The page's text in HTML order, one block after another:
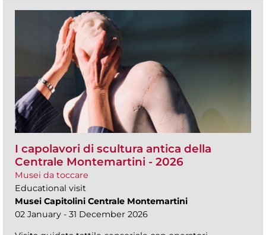
I capolavori di scultura antica della
Centrale Montemartini - 2026
Musei da toccare
Educational visit
Musei Capitolini Centrale Montemartini
02 January - 31 December 2026